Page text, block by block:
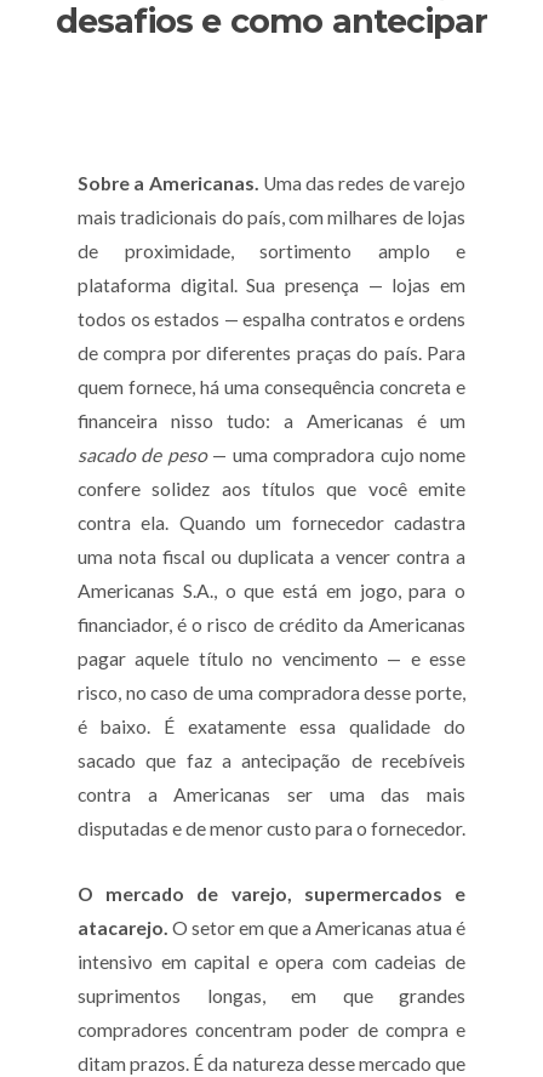
desafios e como antecipar
Sobre a Americanas. Uma das redes de varejo
mais tradicionais do país, com milhares de lojas
de proximidade, sortimento amplo e
plataforma digital. Sua presença — lojas em
todos os estados — espalha contratos e ordens
de compra por diferentes praças do país. Para
quem fornece, há uma consequência concreta e
financeira nisso tudo: a Americanas é um
sacado de peso— uma compradora cujo nome
confere solidez aos títulos que você emite
contra ela. Quando um fornecedor cadastra
uma nota fiscal ou duplicata a vencer contra a
Americanas S.A., o que está em jogo, para o
financiador, é o risco de crédito da Americanas
pagar aquele título no vencimento — e esse
risco, no caso de uma compradora desse porte,
é baixo. É exatamente essa qualidade do
sacado que faz a antecipação de recebíveis
contra a Americanas ser uma das mais
disputadas e de menor custo para o fornecedor.
O mercado de varejo, supermercados e
atacarejo. O setor em que a Americanas atua é
intensivo em capital e opera com cadeias de
suprimentos longas, em que grandes
compradores concentram poder de compra e
ditam prazos. É da natureza desse mercado que